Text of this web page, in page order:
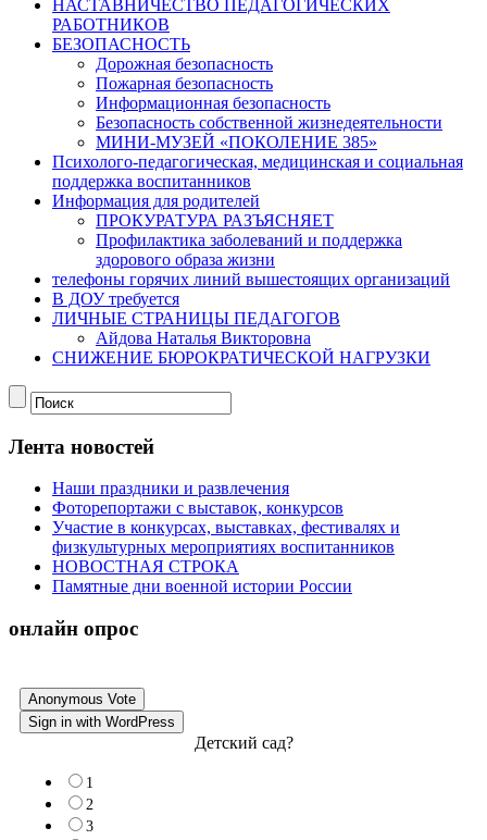
НАСТАВНИЧЕСТВО ПЕДАГОГИЧЕСКИХ
РАБОТНИКОВ
БЕЗОПАСНОСТЬ
Дорожная безопасность
Пожарная безопасность
Информационная безопасность
Безопасность собственной жизнедеятельности
МИНИ-МУЗЕЙ «ПОКОЛЕНИЕ 385»
Психолого-педагогическая, медицинская и социальная
поддержка воспитанников
Информация для родителей
ПРОКУРАТУРА РАЗЪЯСНЯЕТ
Профилактика заболеваний и поддержка
здорового образа жизни
телефоны горячих линий вышестоящих организаций
В ДОУ требуется
ЛИЧНЫЕ СТРАНИЦЫ ПЕДАГОГОВ
Айдова Наталья Викторовна
СНИЖЕНИЕ БЮРОКРАТИЧЕСКОЙ НАГРУЗКИ
Лента новостей
Наши праздники и развлечения
Фоторепортажи с выставок, конкурсов
Участие в конкурсах, выставках, фестивалях и
физкультурных мероприятиях воспитанников
НОВОСТНАЯ СТРОКА
Памятные дни военной истории России
онлайн опрос
Anonymous Vote
Sign in with WordPress
Детский сад?
1
2
3